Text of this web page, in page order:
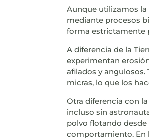
Aunque utilizamos la
mediante procesos
forma estrictamente
A diferencia de la
experimentan
afilados y
micras, lo que los
Otra diferencia con
incluso sin
polvo flotando desde
comportamiento. En